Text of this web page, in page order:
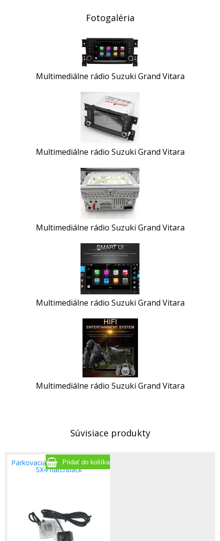
Fotogaléria
Multimediálne rádio Suzuki Grand Vitara
Multimediálne rádio Suzuki Grand Vitara
Multimediálne rádio Suzuki Grand Vitara
Multimediálne rádio Suzuki Grand Vitara
Multimediálne rádio Suzuki Grand Vitara
Súvisiace produkty
Parkovacia kamera pre Suzuki
SX4 hatchback